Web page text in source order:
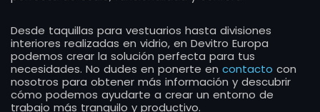
Desde taquillas para vestuarios hasta divisiones
interiores realizadas en vidrio, en Devitro Europa
podemos crear la solución perfecta para tus
necesidades. No dudes en ponerte en contacto con
nosotros para obtener más información y descubrir
cómo podemos ayudarte a crear un entorno de
trabajo más tranquilo y productivo.